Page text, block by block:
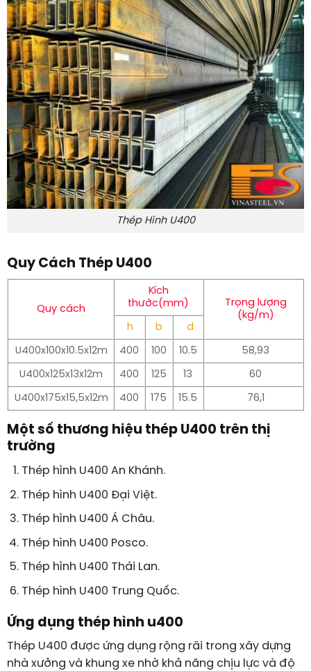
Thép Hình U400
Quy Cách Thép U400
Quy cách
Kích
thước(mm)
Trọng lượng
(kg/m)
h
b d
U400x100x10.5x12m 400 100 10.5 58,93
U400x125x13x12m 400 125 13 60
U400x175x15,5x12m 400 175 15.5 76,1
Một số thương hiệu thép U400 trên thị
trường
Thép hình U400 An Khánh.
Thép hình U400 Đại Việt.
Thép hình U400 Á Châu.
Thép hình U400 Posco.
Thép hình U400 Thái Lan.
Thép hình U400 Trung Quốc.
Ứng dụng thép hình u400
Thép U400 được ứng dụng rộng rãi trong xây dựng
nhà xưởng và khung xe nhờ khả năng chịu lực và độ